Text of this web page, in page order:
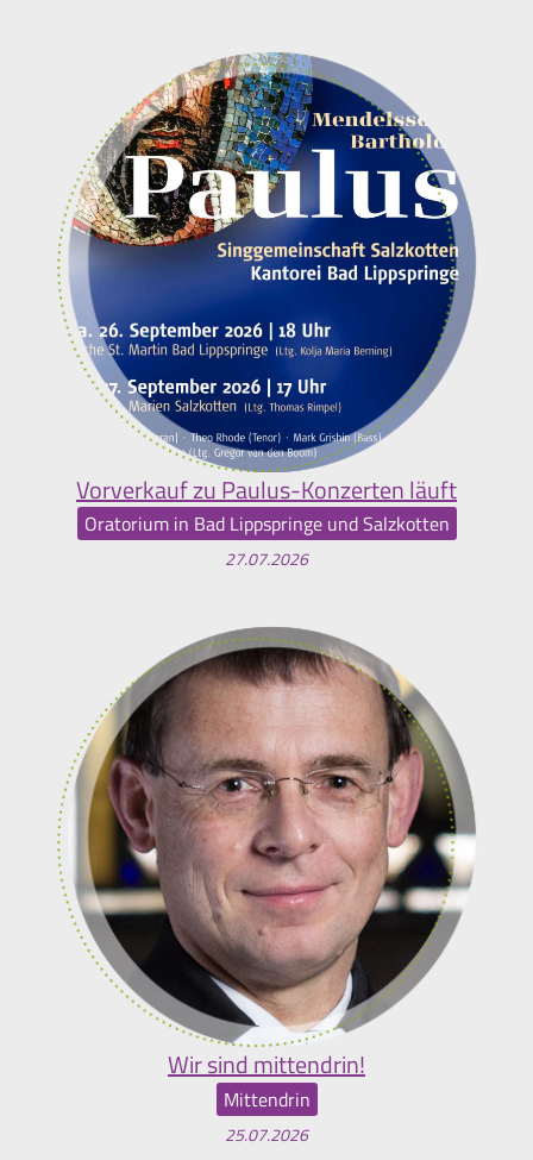
Vorverkauf zu Paulus-Konzerten läuft
Oratorium in Bad Lippspringe und Salzkotten
27.07.2026
Wir sind mittendrin!
Mittendrin
25.07.2026